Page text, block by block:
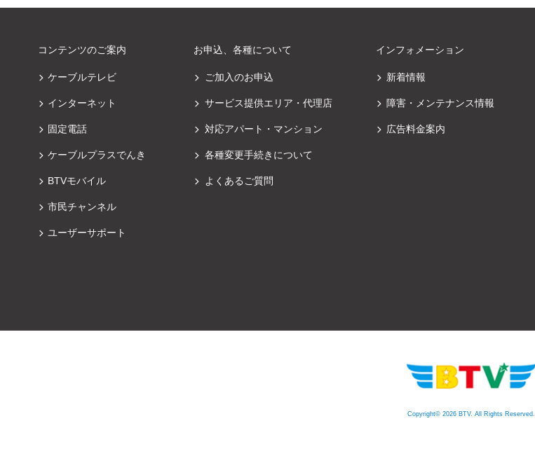
コンテンツのご案内
ケーブルテレビ
インターネット
固定電話
ケーブルプラスでんき
BTVモバイル
市民チャンネル
ユーザーサポート
お申込、各種について
ご加入のお申込
サービス提供エリア・代理店
対応アパート・マンション
各種変更手続きについて
よくあるご質問
インフォメーション
新着情報
障害・メンテナンス情報
広告料金案内
Copyright© 2026 BTV. All Rights Reserved.